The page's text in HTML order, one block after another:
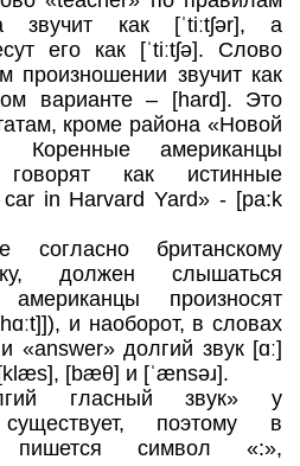
звучит как [ˈtiːtʃər], а
его как [ˈtiːtʃə]. Слово
произношении звучит как
варианте – [hard]. Это
кроме района «Новой
Коренные американцы
как истинные
in Harvard Yard» - [pa:k
британскому
должен слышаться
произносят
и наоборот, в словах
«answer» долгий звук [ɑː]
[bæθ] и [ˈænsəɹ].
гласный звук» у
поэтому в
пишется символ «:»,